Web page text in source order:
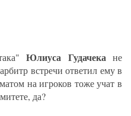
Юлиуса Гудачекане
встречи ответил ему в
на игроков тоже учат в
да?